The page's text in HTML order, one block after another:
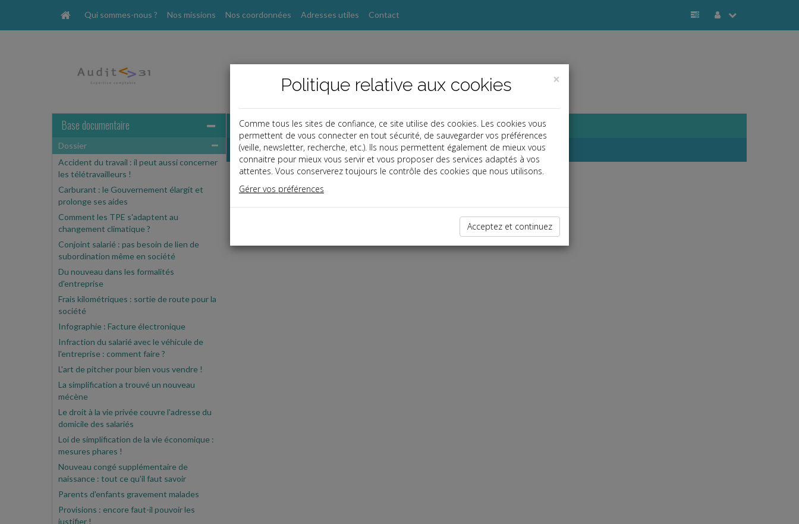
Qui sommes-nous ? Nos missions Nos coordonnées Adresses utiles Contact
Base documentaire
Dossier
Accident du travail : il peut aussi concerner
les télétravailleurs !
Carburant : le Gouvernement élargit et
prolonge ses aides
Comment les TPE s'adaptent au
changement climatique ?
Conjoint salarié : pas besoin de lien de
subordination même en société
Du nouveau dans les formalités
d'entreprise
Frais kilométriques : sortie de route pour la
société
Infographie : Facture électronique
Infraction du salarié avec le véhicule de
l'entreprise : comment faire ?
L'art de pitcher pour bien vous vendre !
La simplification a trouvé un nouveau
mécène
Le droit à la vie privée couvre l'adresse du
domicile des salariés
Loi de simplification de la vie économique :
mesures phares !
Nouveau congé supplémentaire de
naissance : tout ce qu'il faut savoir
Parents d'enfants gravement malades
Provisions : encore faut-il pouvoir les
justifier !
Dossiers
Espace réservé
Ce contenu est réservé aux Clients
Si vous êtes client, saisissez votre identifiant et votre mot de passe.
×
Politique relative aux cookies
Comme tous les sites de confiance, ce site utilise des cookies. Les cookies vous
permettent de vous connecter en tout sécurité, de sauvegarder vos préférences
(veille, newsletter, recherche, etc.). Ils nous permettent également de mieux vous
connaitre pour mieux vous servir et vous proposer des services adaptés à vos
attentes. Vous conserverez toujours le contrôle des cookies que nous utilisons.
Gérer vos préférences
Acceptez et continuez